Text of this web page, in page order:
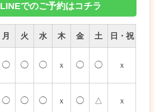
LINEでのご予約はコチラ
月 火 水 木 金 土 日・祝
◯ ◯ ◯ ｘ ◯ ◯ ｘ
◯ ◯ ◯ ｘ ◯ △ ｘ